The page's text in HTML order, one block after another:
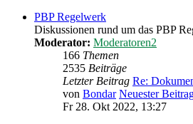
PBP Regelwerk
Diskussionen rund um das PBP
Moderator: Moderatoren2
166 Themen
2535 Beiträge
Letzter Beitrag Re:
von Bondar Neuester
Fr 28. Okt 2022, 13:27